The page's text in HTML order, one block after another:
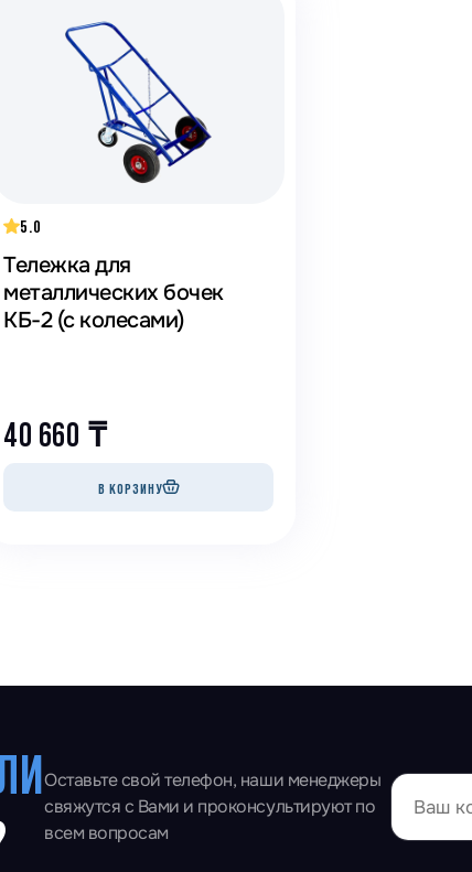
5.0
Тележка для
металлических бочек
КБ-2 (с колесами)
40 660 ₸
В КОРЗИНУ
Оставьте свой телефон, наши менеджеры
свяжутся с Вами и проконсультируют по
всем вопросам